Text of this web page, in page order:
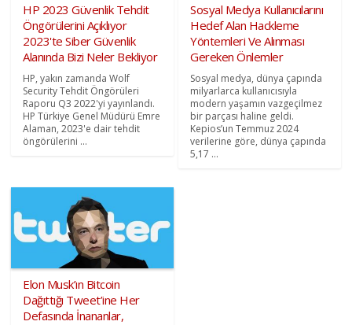
HP 2023 Güvenlik Tehdit
Öngörülerini Açıklıyor
2023'te Siber Güvenlik
Alanında Bizi Neler Bekliyor
HP, yakın zamanda Wolf
Security Tehdit Öngörüleri
Raporu Q3 2022'yi yayınlandı.
HP Türkiye Genel Müdürü Emre
Alaman, 2023'e dair tehdit
öngörülerini ...
Sosyal Medya Kullanıcılarını
Hedef Alan Hackleme
Yöntemleri Ve Alınması
Gereken Önlemler
Sosyal medya, dünya çapında
milyarlarca kullanıcısıyla
modern yaşamın vazgeçilmez
bir parçası haline geldi.
Kepios’un Temmuz 2024
verilerine göre, dünya çapında
5,17 ...
Elon Musk’ın Bitcoin
Dağıttığı Tweet’ine Her
Defasında İnananlar,